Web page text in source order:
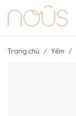
Trang chủ Yếm